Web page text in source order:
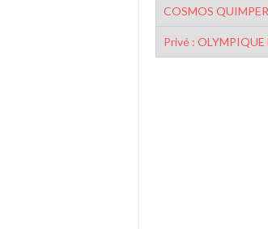
COSMOS QUIMPER
Privé : OLYMPIQUE